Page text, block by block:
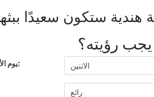
هندية ستكون سعيدًا
يجب رؤيته؟
يوم الأسبوع: